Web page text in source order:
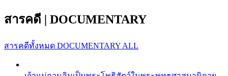
สารคดี | DOCUMENTARY
สารคดีทั้งหมด DOCUMENTARY ALL